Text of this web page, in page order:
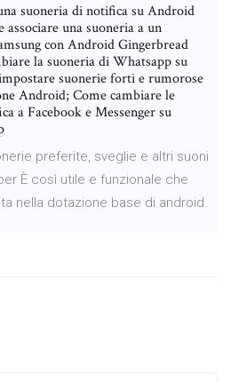
suoneria di notifica su Android
associare una suoneria a un
con Android Gingerbread
la suoneria di Whatsapp su
suonerie forti e rumorose
Android; Come cambiare le
a Facebook e Messenger su
preferite, sveglie e altri suoni
È così utile e funzionale che
nella dotazione base di android.